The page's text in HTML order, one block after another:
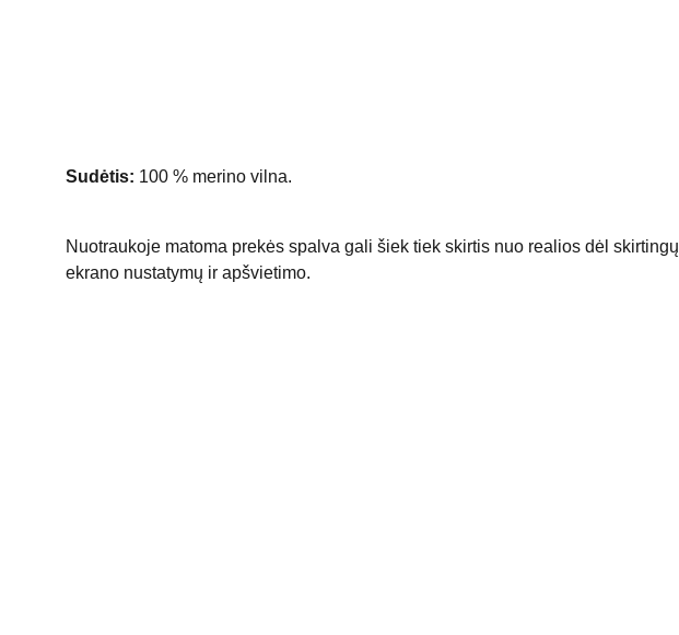
Sudėtis: 100 % merino vilna.
Nuotraukoje matoma prekės spalva gali šiek tiek skirtis nuo realios dėl skirtingų
ekrano nustatymų ir apšvietimo.